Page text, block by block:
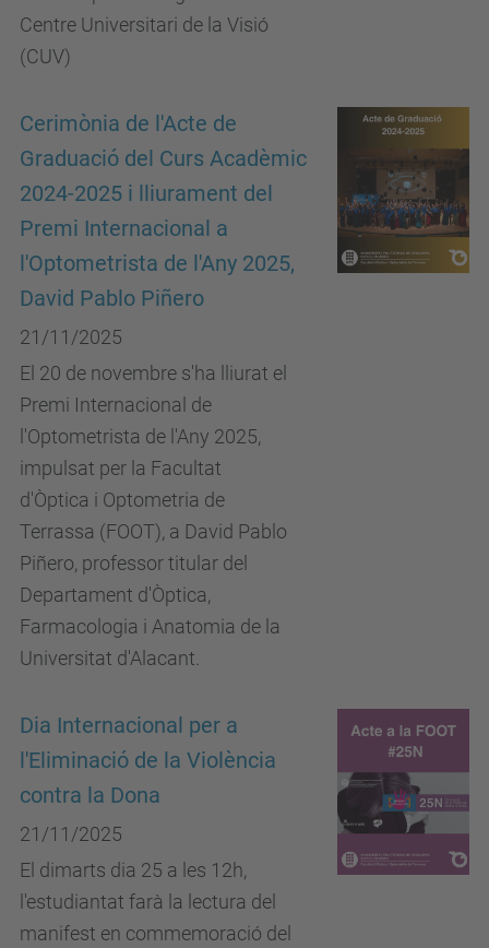
Centre Universitari de la Visió
(CUV)
Cerimònia de l'Acte de
Graduació del Curs Acadèmic
2024-2025 i lliurament del
Premi Internacional a
l'Optometrista de l'Any 2025,
David Pablo Piñero
21/11/2025
El 20 de novembre s'ha lliurat el
Premi Internacional de
l'Optometrista de l'Any 2025,
impulsat per la Facultat
d'Òptica i Optometria de
Terrassa (FOOT), a David Pablo
Piñero, professor titular del
Departament d'Òptica,
Farmacologia i Anatomia de la
Universitat d'Alacant.
Dia Internacional per a
l'Eliminació de la Violència
contra la Dona
21/11/2025
El dimarts dia 25 a les 12h,
l'estudiantat farà la lectura del
manifest en commemoració del